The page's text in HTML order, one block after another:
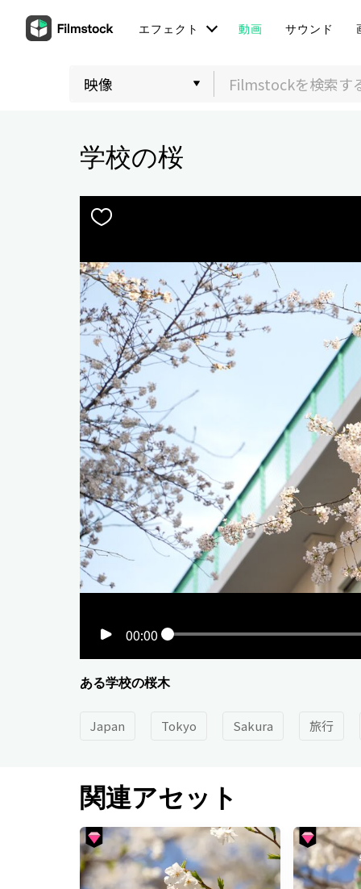
エフェクト 動画 サウンド
学校の桜
00:00
ある学校の桜木
Japan Tokyo Sakura 旅行
関連アセット